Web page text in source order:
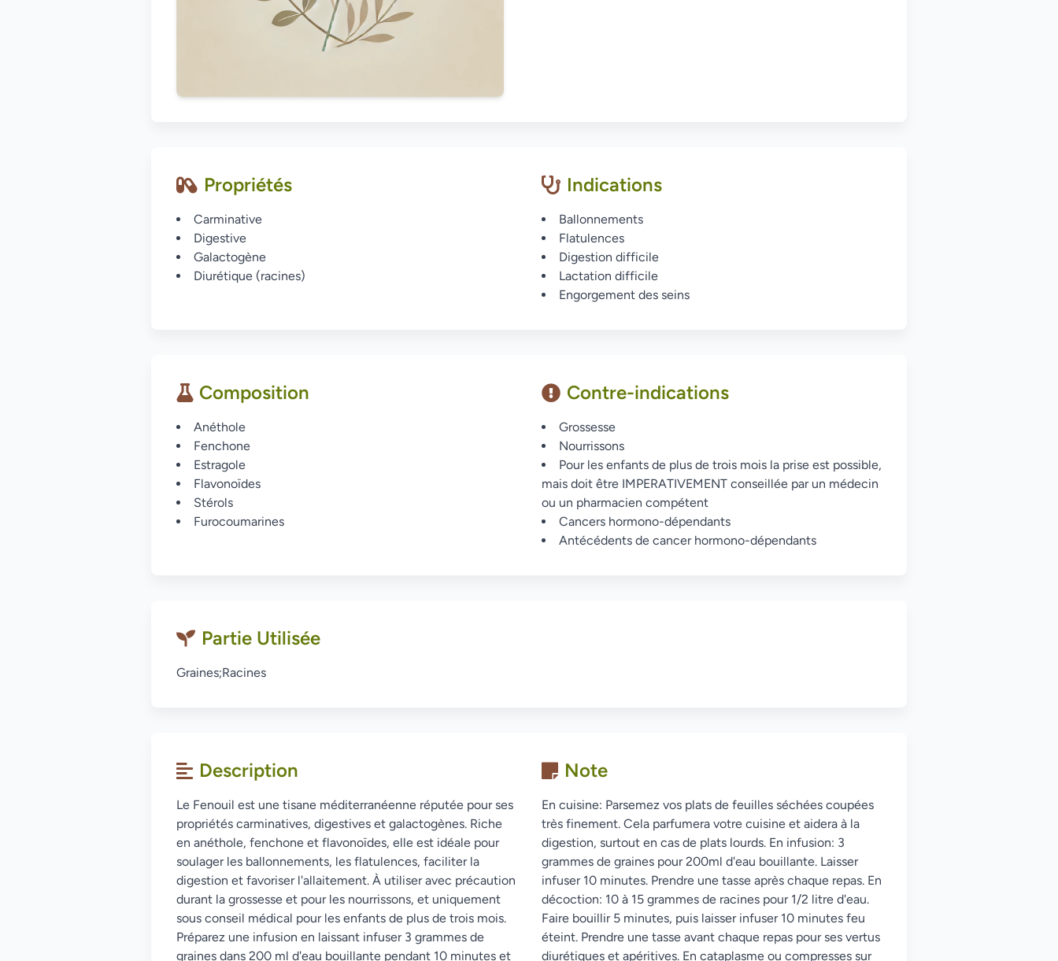
Propriétés
Carminative
Digestive
Galactogène
Diurétique (racines)
Indications
Ballonnements
Flatulences
Digestion difficile
Lactation difficile
Engorgement des seins
Composition
Anéthole
Fenchone
Estragole
Flavonoïdes
Stérols
Furocoumarines
Contre-indications
Grossesse
Nourrissons
Pour les enfants de plus de trois mois la prise est possible,
mais doit être IMPERATIVEMENT conseillée par un médecin
ou un pharmacien compétent
Cancers hormono-dépendants
Antécédents de cancer hormono-dépendants
Partie Utilisée
Graines;Racines
Description
Le Fenouil est une tisane méditerranéenne réputée pour ses
propriétés carminatives, digestives et galactogènes. Riche
en anéthole, fenchone et flavonoïdes, elle est idéale pour
soulager les ballonnements, les flatulences, faciliter la
digestion et favoriser l'allaitement. À utiliser avec précaution
durant la grossesse et pour les nourrissons, et uniquement
sous conseil médical pour les enfants de plus de trois mois.
Préparez une infusion en laissant infuser 3 grammes de
graines dans 200 ml d'eau bouillante pendant 10 minutes et
Note
En cuisine: Parsemez vos plats de feuilles séchées coupées
très finement. Cela parfumera votre cuisine et aidera à la
digestion, surtout en cas de plats lourds. En infusion: 3
grammes de graines pour 200ml d'eau bouillante. Laisser
infuser 10 minutes. Prendre une tasse après chaque repas. En
décoction: 10 à 15 grammes de racines pour 1/2 litre d'eau.
Faire bouillir 5 minutes, puis laisser infuser 10 minutes feu
éteint. Prendre une tasse avant chaque repas pour ses vertus
diurétiques et apéritives. En cataplasme ou compresses sur